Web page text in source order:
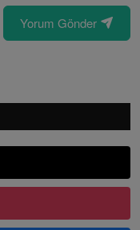
Yorum Gönder